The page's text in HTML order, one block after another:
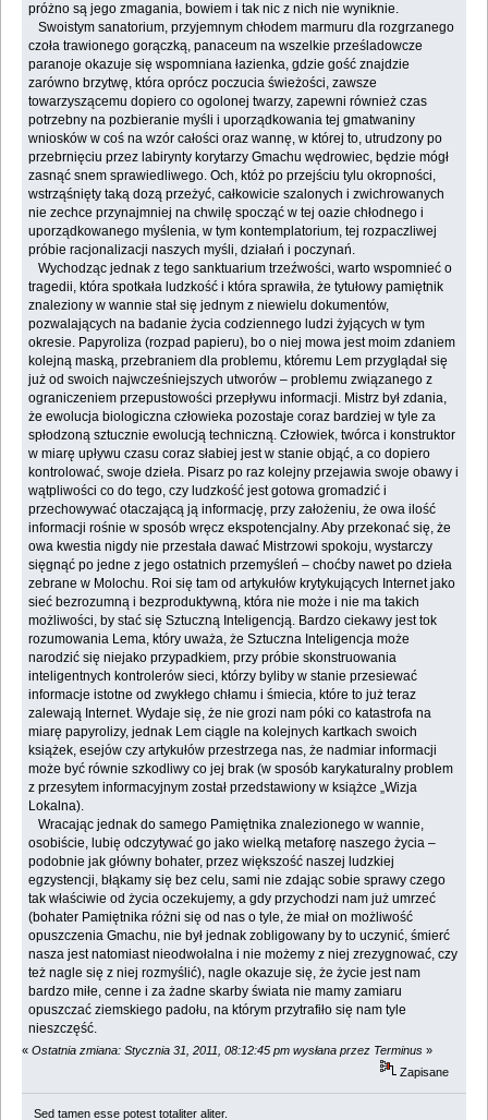
próżno są jego zmagania, bowiem i tak nic z nich nie wyniknie.
Swoistym sanatorium, przyjemnym chłodem marmuru dla rozgrzanego
czoła trawionego gorączką, panaceum na wszelkie prześladowcze
paranoje okazuje się wspomniana łazienka, gdzie gość znajdzie
zarówno brzytwę, która oprócz poczucia świeżości, zawsze
towarzyszącemu dopiero co ogolonej twarzy, zapewni również czas
potrzebny na pozbieranie myśli i uporządkowania tej gmatwaniny
wniosków w coś na wzór całości oraz wannę, w której to, utrudzony po
przebrnięciu przez labirynty korytarzy Gmachu wędrowiec, będzie mógł
zasnąć snem sprawiedliwego. Och, któż po przejściu tylu okropności,
wstrząśnięty taką dozą przeżyć, całkowicie szalonych i zwichrowanych
nie zechce przynajmniej na chwilę spocząć w tej oazie chłodnego i
uporządkowanego myślenia, w tym kontemplatorium, tej rozpaczliwej
próbie racjonalizacji naszych myśli, działań i poczynań.
Wychodząc jednak z tego sanktuarium trzeźwości, warto wspomnieć o
tragedii, która spotkała ludzkość i która sprawiła, że tytułowy pamiętnik
znaleziony w wannie stał się jednym z niewielu dokumentów,
pozwalających na badanie życia codziennego ludzi żyjących w tym
okresie. Papyroliza (rozpad papieru), bo o niej mowa jest moim zdaniem
kolejną maską, przebraniem dla problemu, któremu Lem przyglądał się
już od swoich najwcześniejszych utworów – problemu związanego z
ograniczeniem przepustowości przepływu informacji. Mistrz był zdania,
że ewolucja biologiczna człowieka pozostaje coraz bardziej w tyle za
spłodzoną sztucznie ewolucją techniczną. Człowiek, twórca i konstruktor
w miarę upływu czasu coraz słabiej jest w stanie objąć, a co dopiero
kontrolować, swoje dzieła. Pisarz po raz kolejny przejawia swoje obawy i
wątpliwości co do tego, czy ludzkość jest gotowa gromadzić i
przechowywać otaczającą ją informację, przy założeniu, że owa ilość
informacji rośnie w sposób wręcz ekspotencjalny. Aby przekonać się, że
owa kwestia nigdy nie przestała dawać Mistrzowi spokoju, wystarczy
sięgnąć po jedne z jego ostatnich przemyśleń – choćby nawet po dzieła
zebrane w Molochu. Roi się tam od artykułów krytykujących Internet jako
sieć bezrozumną i bezproduktywną, która nie może i nie ma takich
możliwości, by stać się Sztuczną Inteligencją. Bardzo ciekawy jest tok
rozumowania Lema, który uważa, że Sztuczna Inteligencja może
narodzić się niejako przypadkiem, przy próbie skonstruowania
inteligentnych kontrolerów sieci, którzy byliby w stanie przesiewać
informacje istotne od zwykłego chłamu i śmiecia, które to już teraz
zalewają Internet. Wydaje się, że nie grozi nam póki co katastrofa na
miarę papyrolizy, jednak Lem ciągle na kolejnych kartkach swoich
książek, esejów czy artykułów przestrzega nas, że nadmiar informacji
może być równie szkodliwy co jej brak (w sposób karykaturalny problem
z przesytem informacyjnym został przedstawiony w książce „Wizja
Lokalna).
Wracając jednak do samego Pamiętnika znalezionego w wannie,
osobiście, lubię odczytywać go jako wielką metaforę naszego życia –
podobnie jak główny bohater, przez większość naszej ludzkiej
egzystencji, błąkamy się bez celu, sami nie zdając sobie sprawy czego
tak właściwie od życia oczekujemy, a gdy przychodzi nam już umrzeć
(bohater Pamiętnika różni się od nas o tyle, że miał on możliwość
opuszczenia Gmachu, nie był jednak zobligowany by to uczynić, śmierć
nasza jest natomiast nieodwołalna i nie możemy z niej zrezygnować, czy
też nagle się z niej rozmyślić), nagle okazuje się, że życie jest nam
bardzo miłe, cenne i za żadne skarby świata nie mamy zamiaru
opuszczać ziemskiego padołu, na którym przytrafiło się nam tyle
nieszczęść.
« Ostatnia zmiana: Stycznia 31, 2011, 08:12:45 pm wysłana przez Terminus »
Zapisane
Sed tamen esse potest totaliter aliter.